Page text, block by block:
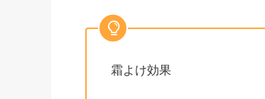
霜よけ効果